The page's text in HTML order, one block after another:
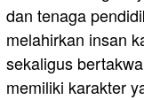
dan tenaga
melahirkan insan
sekaligus
memiliki karakter